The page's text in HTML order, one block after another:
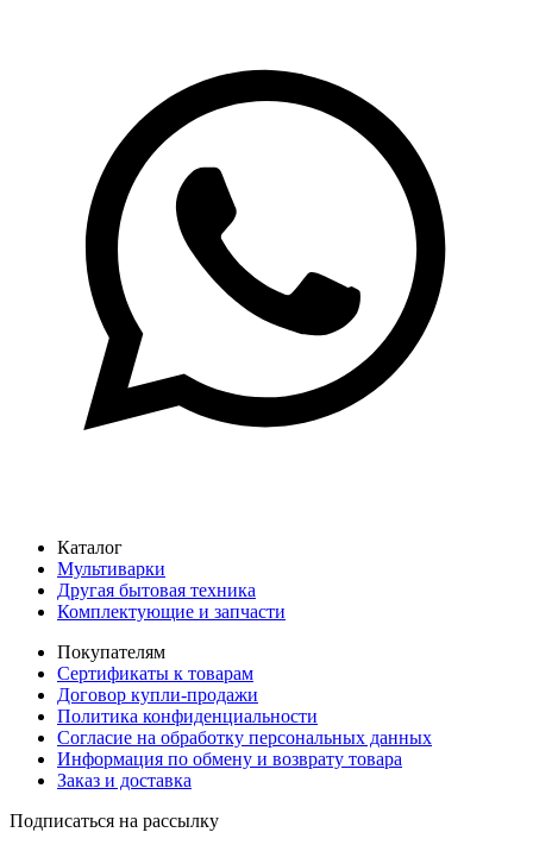
Каталог
Мультиварки
Другая бытовая техника
Комплектующие и запчасти
Покупателям
Сертификаты к товарам
Договор купли-продажи
Политика конфиденциальности
Согласие на обработку персональных данных
Информация по обмену и возврату товара
Заказ и доставка
Подписаться на рассылку